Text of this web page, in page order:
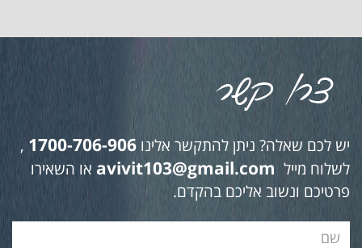
יש לכם שאלה? ניתן להתקשר אלינו 1700-706-906
,
לשלוח מייל avivit103@gmail.com או השאירו
פרטיכם ונשוב אליכם בהקדם.